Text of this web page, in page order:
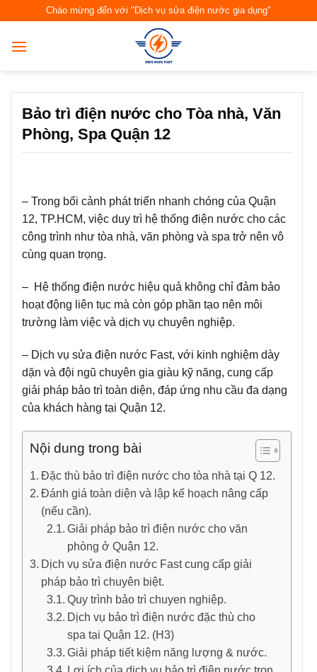
content
Chào mừng đến với "Dịch vụ sửa điện nước gia dụng"
Bảo trì điện nước cho Tòa nhà, Văn
Phòng, Spa Quận 12
– Trong bối cảnh phát triển nhanh chóng của Quận
12, TP.HCM, việc duy trì hệ thống điện nước cho các
công trình như tòa nhà, văn phòng và spa trở nên vô
cùng quan trọng.
– Hệ thống điện nước hiệu quả không chỉ đảm bảo
hoạt động liên tục mà còn góp phần tạo nên môi
trường làm việc và dịch vụ chuyên nghiệp.
– Dịch vụ sửa điện nước Fast, với kinh nghiệm dày
dặn và đội ngũ chuyên gia giàu kỹ năng, cung cấp
giải pháp bảo trì toàn diện, đáp ứng nhu cầu đa dạng
của khách hàng tại Quận 12.
Nội dung trong bài
Đặc thù bảo trì điện nước cho tòa nhà tại Q 12.
Đánh giá toàn diện và lập kế hoạch nâng cấp
(nếu cần).
Giải pháp bảo trì điện nước cho văn
phòng ở Quận 12.
Dịch vụ sửa điện nước Fast cung cấp giải
pháp bảo trì chuyên biệt.
Quy trình bảo trì chuyen nghiệp.
Dịch vụ bảo trì điện nước đặc thù cho
spa tại Quận 12. (H3)
Giải pháp tiết kiệm năng lượng & nước.